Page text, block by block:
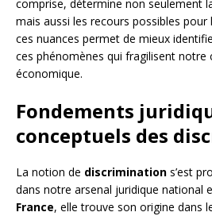
comprise, détermine non seulement
mais aussi les recours possibles
ces nuances permet de mieux
ces phénomènes qui fragilisent notre
économique.
Fondements
conceptuels des
La notion de discrimination s’est
dans notre arsenal juridique national
France, elle trouve son origine dans